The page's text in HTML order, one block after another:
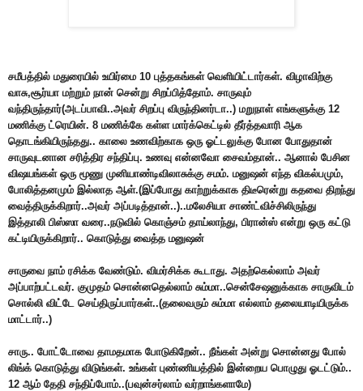
சமீபத்தில் மதுரையில் உயிர்மை 10 புத்தகங்கள் வெளியிட்டார்கள். விழாவிற்கு
வாசு,சூர்யா மற்றும் நான் சென்று சிறப்பித்தோம். சாருவும்
வந்திருந்தார்(அடப்பாவி..அவர் சிறப்பு விருந்தினர்டா..) மறுநாள் எங்களுக்கு 12
மணிக்கு ட்ரெயின். 8 மணிக்கே கள்ள மார்க்கெட்டில் தீர்த்தவாரி ஆக
தொடங்கியிருந்தது.. காலை உணவிற்காக ஒரு ஓட்டலுக்கு போன போதுதான்
சாருவுடனான சரித்திர சந்திப்பு. உணவு என்னவோ சைவம்தான்.. ஆனால் பேசின
விஷயங்கள் ஒரு மூணு முனியாண்டிவிலாசுக்கு சமம். மனுஷன் எந்த விகல்பமும்,
போலித்தனமும் இல்லாத ஆள்.(இப்போது காற்றுக்காக திடீரென்று கதவை திறந்து
வைத்திருக்கிறார்..அவர் அப்படித்தான்..)..மலேசியா சாண்ட்விச்சிலிருந்து
இத்தாலி பிஸ்ஸா வரை..நடுவில் கொஞ்சம் தாய்லாந்து, பிரான்ஸ் என்று ஒரு கட்டு
கட்டியிருக்கிறார்.. கொடுத்து வைத்த மனுஷன்
சாருவை நாம் ரசிக்க வேண்டும். விமர்சிக்க கூடாது. அதற்கெல்லாம் அவர்
அப்பாற்பட்டவர். குமுதம் சொன்னதெல்லாம் சும்மா..சென்சேஷனுக்காக சாருவிடம்
சொல்லி விட்டே செய்திருப்பார்கள்..(தலைவரும் சும்மா எல்லாம் தலையாடியிருக்க
மாட்டார்..)
சாரு.. போட்டோவை தாமதமாக போடுகிறேன்.. நீங்கள் அன்று சொன்னது போல்
லிங்க் கொடுத்து விடுங்கள். உங்கள் புண்ணியத்தில் இன்றைய பொழுது ஓடட்டும்..
12 ஆம் தேதி சந்திப்போம்..(பவுன்சர்லாம் வர்றாங்களாமே)